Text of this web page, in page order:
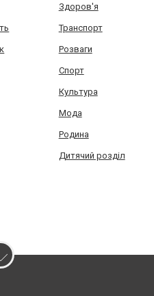
Здоров'я
Транспорт
Розваги
Спорт
Культура
Мода
Родина
Дитячий розділ